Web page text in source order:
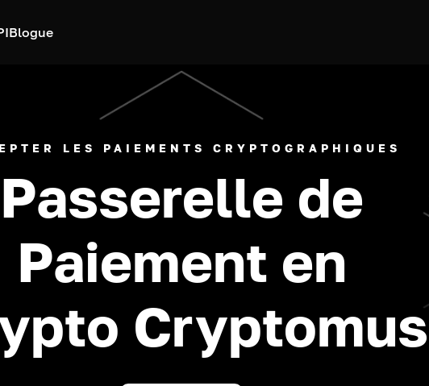
Blogue
LES PAIEMENTS CRYPTOGRAPHIQUES
Passerelle de
Paiement en
Cryptomus